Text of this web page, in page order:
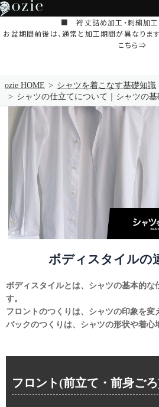
■ 裄丈詰め加工・刺繍加
お盆期間前後は、通常と加工期間が異なりま
こちら⇒
ozie HOME
シャツを着こなす基礎知識
シャツの仕立てについて｜シャツの
ボディスタイルの
ボディスタイルとは、シャツの基本的な
す。
フロントのつくりは、シャツの印象を変
バックのつくりは、シャツの形状や着心
フロント(前立て・前身ご